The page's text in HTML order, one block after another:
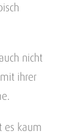
nicht
ihrer
es kaum